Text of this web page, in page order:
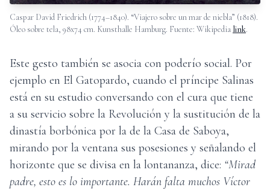
Caspar David Friedrich (1774–1840). “Viajero sobre un mar de niebla” (1818).
Óleo sobre tela, 98x74 cm. Kunsthalle Hamburg.​ Fuente: Wikipedia link.
Este gesto también se asocia con poderío social. Por
ejemplo en El Gatopardo, cuando el príncipe Salinas
está en su estudio conversando con el cura que tiene
a su servicio sobre la Revolución y la sustitución de la
dinastía borbónica por la de la Casa de Saboya,
mirando por la ventana sus posesiones y señalando el
horizonte que se divisa en la lontananza, dice: “Mirad
padre, esto es lo importante. Harán falta muchos Víctor